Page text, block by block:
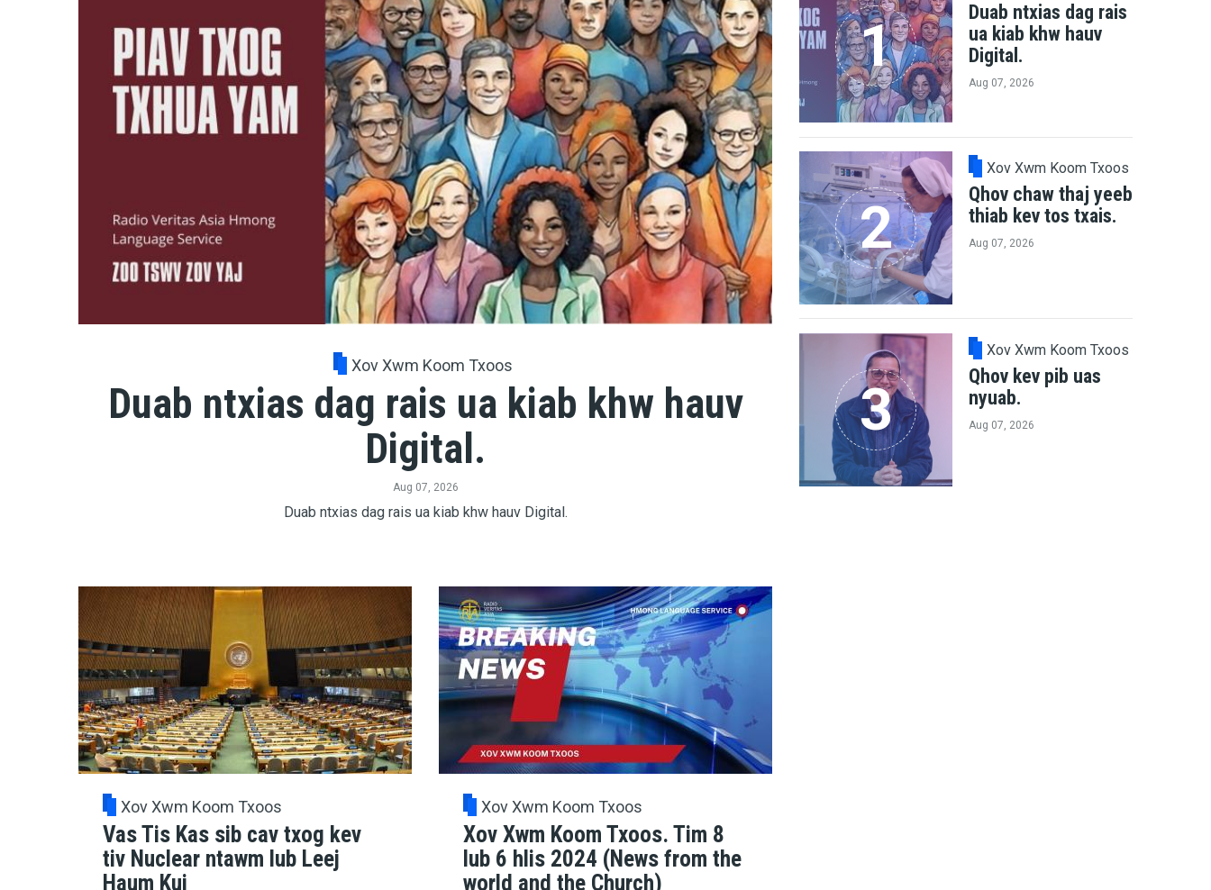
Xov Xwm Koom Txoos
Duab ntxias dag rais ua kiab khw hauv
Digital.
Aug 07, 2026
Duab ntxias dag rais ua kiab khw hauv Digital.
Xov Xwm Koom Txoos
Vas Tis Kas sib cav txog kev
tiv Nuclear ntawm lub Leej
Haum Kuj
Xov Xwm Koom Txoos
Xov Xwm Koom Txoos. Tim 8
lub 6 hlis 2024 (News from the
world and the Church)
Duab ntxias dag rais
ua kiab khw hauv
Digital.
Aug 07, 2026
Xov Xwm Koom Txoos
Qhov chaw thaj yeeb
thiab kev tos txais.
Aug 07, 2026
Xov Xwm Koom Txoos
Qhov kev pib uas
nyuab.
Aug 07, 2026